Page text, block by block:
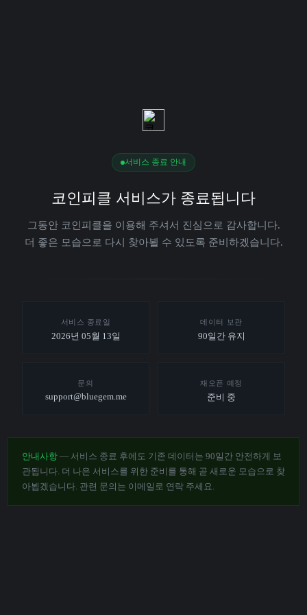
서비스 종료 안내
코인피클 서비스가 종료됩니다
그동안 코인피클을 이용해 주셔서 진심으로 감사합니다.
더 좋은 모습으로 다시 찾아뵐 수 있도록 준비하겠습니다.
서비스 종료일
2026년 05월 13일
데이터 보관
90일간 유지
문의
support@bluegem.me
재오픈 예정
준비 중
안내사항 — 서비스 종료 후에도 기존 데이터는 90일간 안전하게 보
관됩니다. 더 나은 서비스를 위한 준비를 통해 곧 새로운 모습으로 찾
아뵙겠습니다. 관련 문의는 이메일로 연락 주세요.